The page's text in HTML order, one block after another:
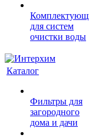
для систем
очистки воды
Каталог
Фильтры для
загородного
дома и дачи